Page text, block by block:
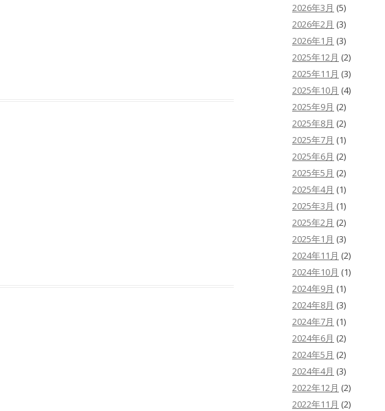
2026年3月 (5)
2026年2月 (3)
2026年1月 (3)
2025年12月 (2)
2025年11月 (3)
2025年10月 (4)
2025年9月 (2)
2025年8月 (2)
2025年7月 (1)
2025年6月 (2)
2025年5月 (2)
2025年4月 (1)
2025年3月 (1)
2025年2月 (2)
2025年1月 (3)
2024年11月 (2)
2024年10月 (1)
2024年9月 (1)
2024年8月 (3)
2024年7月 (1)
2024年6月 (2)
2024年5月 (2)
2024年4月 (3)
2022年12月 (2)
2022年11月 (2)